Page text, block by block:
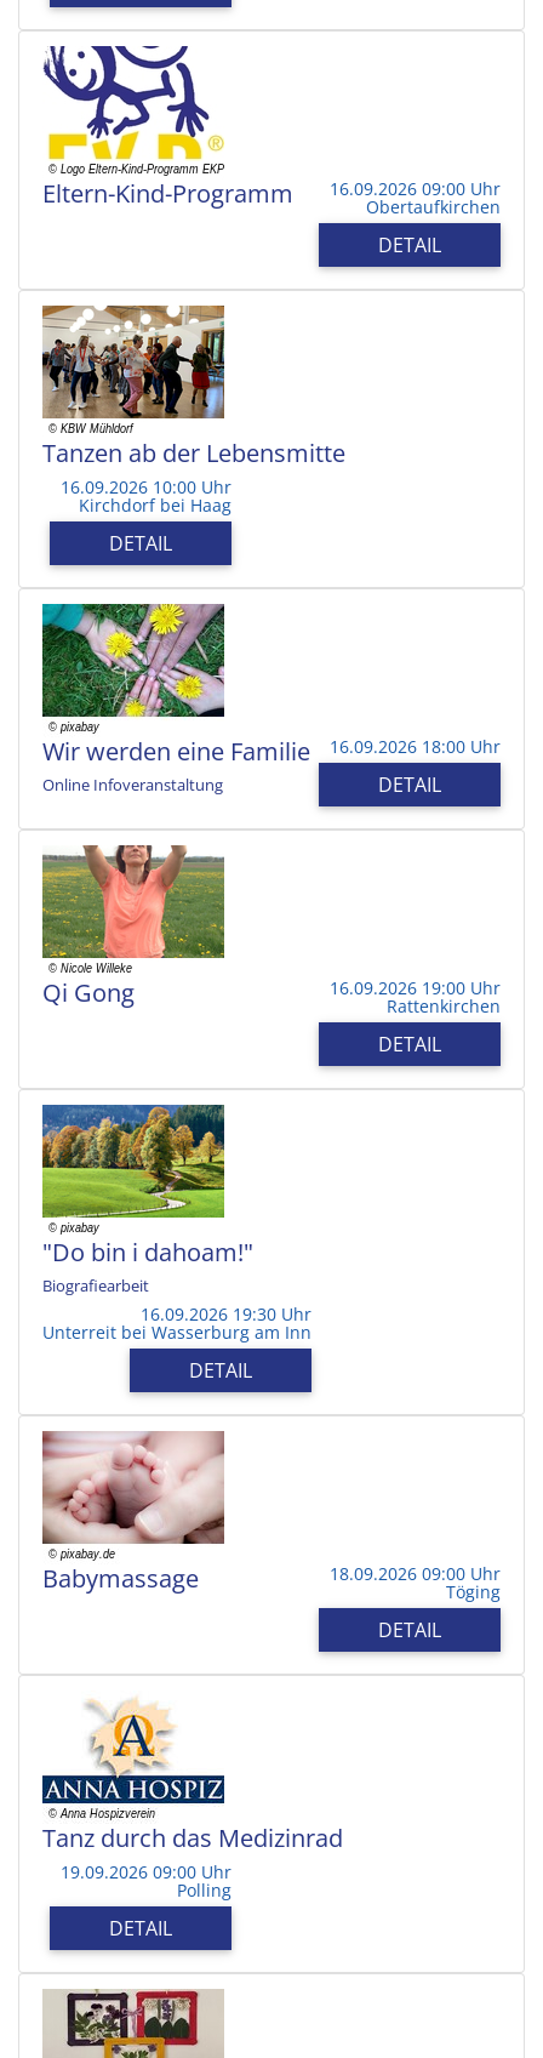
Eltern-Kind-Programm 16.09.2026 09:00 Uhr
Obertaufkirchen
DETAIL
Tanzen ab der Lebensmitte
16.09.2026 10:00 Uhr
Kirchdorf bei Haag
DETAIL
Wir werden eine Familie
Online Infoveranstaltung
16.09.2026 18:00 Uhr
DETAIL
Qi Gong 16.09.2026 19:00 Uhr
Rattenkirchen
DETAIL
"Do bin i dahoam!"
Biografiearbeit
16.09.2026 19:30 Uhr
Unterreit bei Wasserburg am Inn
DETAIL
Babymassage 18.09.2026 09:00 Uhr
Töging
DETAIL
Tanz durch das Medizinrad
19.09.2026 09:00 Uhr
Polling
DETAIL